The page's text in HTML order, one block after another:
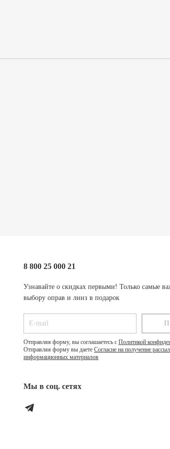
Мы в соц. cетях
8 800 25 000 21
Узнавайте о скидках первыми! Только самые
выбору оправ и линз в подарок
Отправляя форму, вы соглашаетесь с Политикой
Отправляя форму вы даете Согласие на получение
информационных материалов